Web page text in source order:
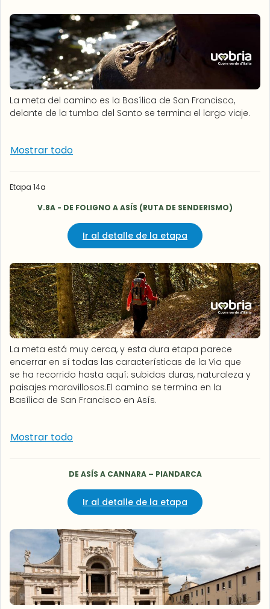
La meta del camino es la Basílica de San Francisco,
delante de la tumba del Santo se termina el largo viaje.
Mostrar todo
Etapa 14a
V.8A - DE FOLIGNO A ASÍS (RUTA DE SENDERISMO)
Ir al detalle de la etapa
La meta está muy cerca, y esta dura etapa parece
encerrar en sí todas las características de la Via que
se ha recorrido hasta aquí: subidas duras, naturaleza y
paisajes maravillosos.El camino se termina en la
Basílica de San Francisco en Asís.
Mostrar todo
DE ASÍS A CANNARA – PIANDARCA
Ir al detalle de la etapa